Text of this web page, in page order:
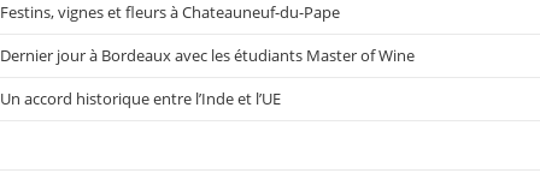
Festins, vignes et fleurs à Chateauneuf-du-Pape
Dernier jour à Bordeaux avec les étudiants Master of Wine
Un accord historique entre l’Inde et l’UE